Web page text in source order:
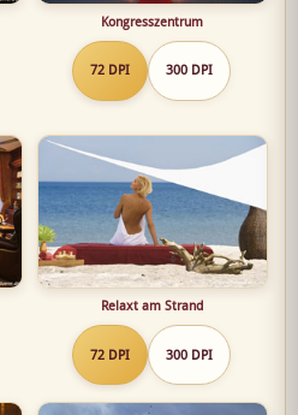
Kongresszentrum
72 DPI 300 DPI
Relaxt am Strand
72 DPI 300 DPI